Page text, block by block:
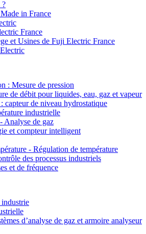
?
in France
France
et Usines de Fuji Electric France
: Mesure de pression
de débit pour liquides, eau, gaz et vapeur
capteur de niveau hydrostatique
industrielle
Analyse de gaz
et compteur intelligent
- Régulation de température
des processus industriels
et de fréquence
d’analyse de gaz et armoire analyseur